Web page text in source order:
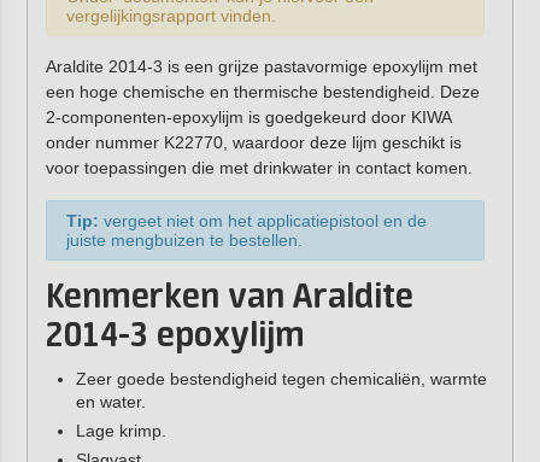
vergelijkingsrapport vinden.
Araldite 2014-3 is een grijze pastavormige epoxylijm met
een hoge chemische en thermische bestendigheid. Deze
2-componenten-epoxylijm is goedgekeurd door KIWA
onder nummer K22770, waardoor deze lijm geschikt is
voor toepassingen die met drinkwater in contact komen.
Tip: vergeet niet om het applicatiepistool en de
juiste mengbuizen te bestellen.
Kenmerken van Araldite
2014-3 epoxylijm
Zeer goede bestendigheid tegen chemicaliën, warmte
en water.
Lage krimp.